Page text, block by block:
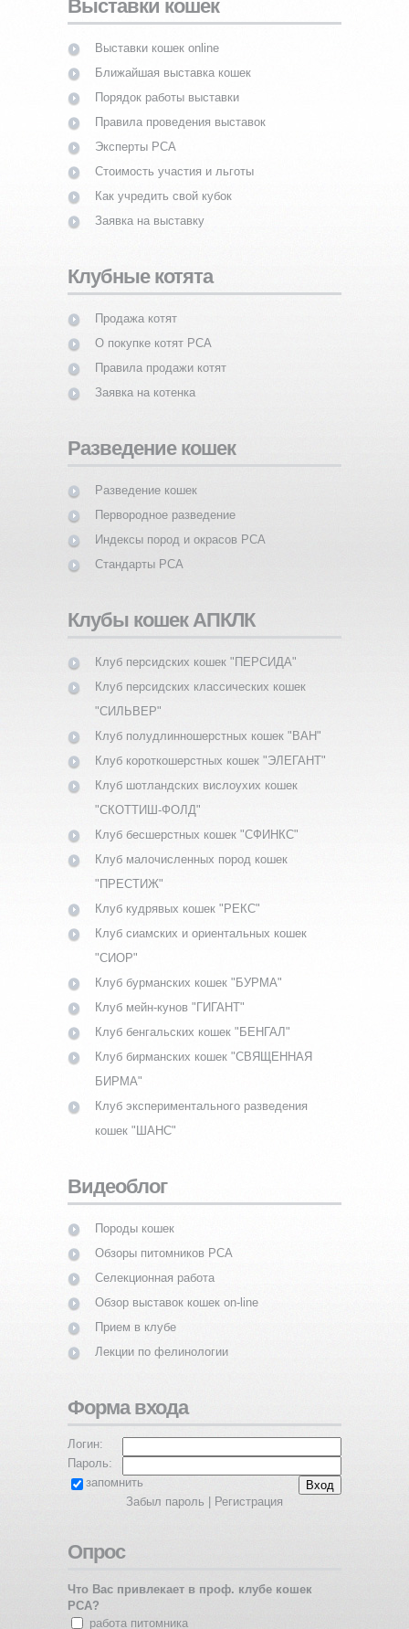
Выставки кошек
Выставки кошек online
Ближайшая выставка кошек
Порядок работы выставки
Правила проведения выставок
Эксперты PCA
Стоимость участия и льготы
Как учредить свой кубок
Заявка на выставку
Клубные котята
Продажа котят
О покупке котят PCA
Правила продажи котят
Заявка на котенка
Разведение кошек
Разведение кошек
Первородное разведение
Индексы пород и окрасов PCA
Стандарты PCA
Клубы кошек АПКЛК
Клуб персидских кошек "ПЕРСИДА"
Клуб персидских классических кошек
"СИЛЬВЕР"
Клуб полудлинношерстных кошек "ВАН"
Клуб короткошерстных кошек "ЭЛЕГАНТ"
Клуб шотландских вислоухих кошек
"СКОТТИШ-ФОЛД"
Клуб бесшерстных кошек "СФИНКС"
Клуб малочисленных пород кошек
"ПРЕСТИЖ"
Клуб кудрявых кошек "РЕКС"
Клуб сиамских и ориентальных кошек
"СИОР"
Клуб бурманских кошек "БУРМА"
Клуб мейн-кунов "ГИГАНТ"
Клуб бенгальских кошек "БЕНГАЛ"
Клуб бирманских кошек "СВЯЩЕННАЯ
БИРМА"
Клуб экспериментального разведения
кошек "ШАНС"
Видеоблог
Породы кошек
Обзоры питомников PCA
Селекционная работа
Обзор выставок кошек on-line
Прием в клубе
Лекции по фелинологии
Форма входа
Логин:
Пароль:
запомнить
Забыл пароль | Регистрация
Опрос
Что Вас привлекает в проф. клубе кошек
PCA?
работа питомника